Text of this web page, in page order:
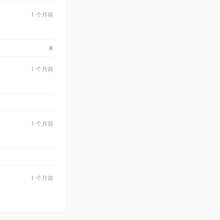
1 个月前
x
1 个月前
1 个月前
1 个月前